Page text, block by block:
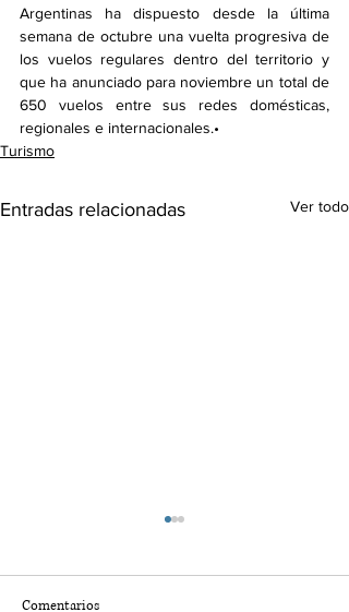
Argentinas ha dispuesto desde la última
semana de octubre una vuelta progresiva de
los vuelos regulares dentro del territorio y
que ha anunciado para noviembre un total de
650 vuelos entre sus redes domésticas,
regionales e internacionales.•
Turismo
Entradas relacionadas Ver todo
Comentarios